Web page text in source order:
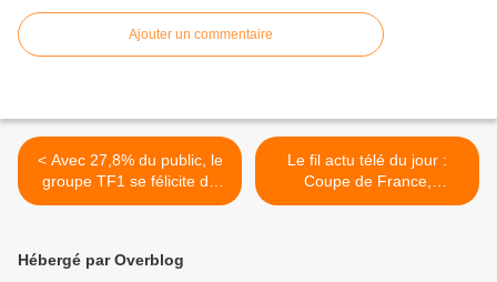
Ajouter un commentaire
< Avec 27,8% du public, le
groupe TF1 se félicite de
ses audiences du 03 au
Le fil actu télé du jour :
Coupe de France,
Wauquiez vs Quotidien,
Hébergé par Overblog